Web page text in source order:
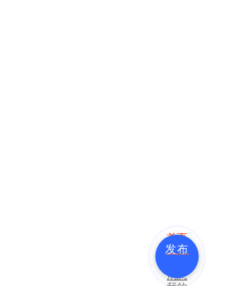
首页
分类
发布
消息